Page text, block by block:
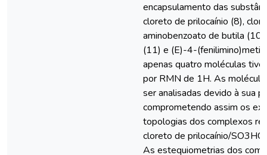
encapsulamento das
cloreto de prilocaínio (8),
aminobenzoato de butila
(11) e (E)-4-
apenas quatro moléculas
por RMN de 1H. As
ser analisadas devido à sua
comprometendo assim os
topologias dos complexos
cloreto de prilocaínio/
As estequiometrias dos